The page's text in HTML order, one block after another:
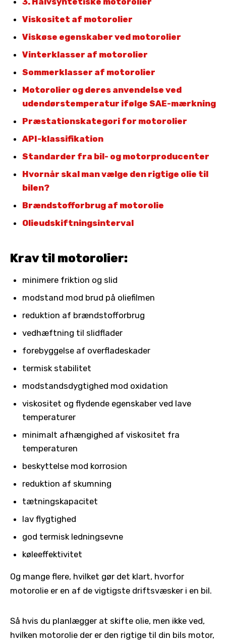
Viskositet af motorolier
Viskøse egenskaber ved motorolier
Vinterklasser af motorolier
Sommerklasser af motorolier
Motorolier og deres anvendelse ved
udendørstemperatur ifølge SAE-mærkning
Præstationskategori for motorolier
API-klassifikation
Standarder fra bil- og motorproducenter
Hvornår skal man vælge den rigtige olie til
bilen?
Brændstofforbrug af motorolie
Olieudskiftningsinterval
Krav til motorolier:
minimere friktion og slid
modstand mod brud på oliefilmen
reduktion af brændstofforbrug
vedhæftning til slidflader
forebyggelse af overfladeskader
termisk stabilitet
modstandsdygtighed mod oxidation
viskositet og flydende egenskaber ved lave
temperaturer
minimalt afhængighed af viskositet fra
temperaturen
beskyttelse mod korrosion
reduktion af skumning
tætningskapacitet
lav flygtighed
god termisk ledningsevne
køleeffektivitet
Og mange flere, hvilket gør det klart, hvorfor
motorolie er en af de vigtigste driftsvæsker i en bil.
Så hvis du planlægger at skifte olie, men ikke ved,
hvilken motorolie der er den rigtige til din bils motor,